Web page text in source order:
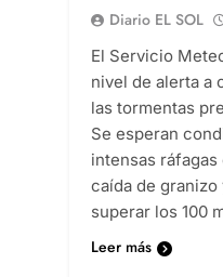
Diario EL SOL
El Servicio
nivel de alerta a
las tormentas
Se esperan
intensas
caída de
superar los 100
Leer más